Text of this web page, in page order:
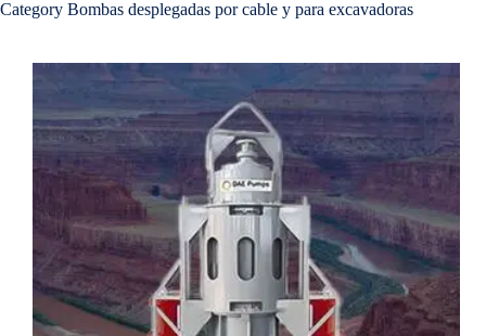
Category Bombas desplegadas por cable y para excavadoras